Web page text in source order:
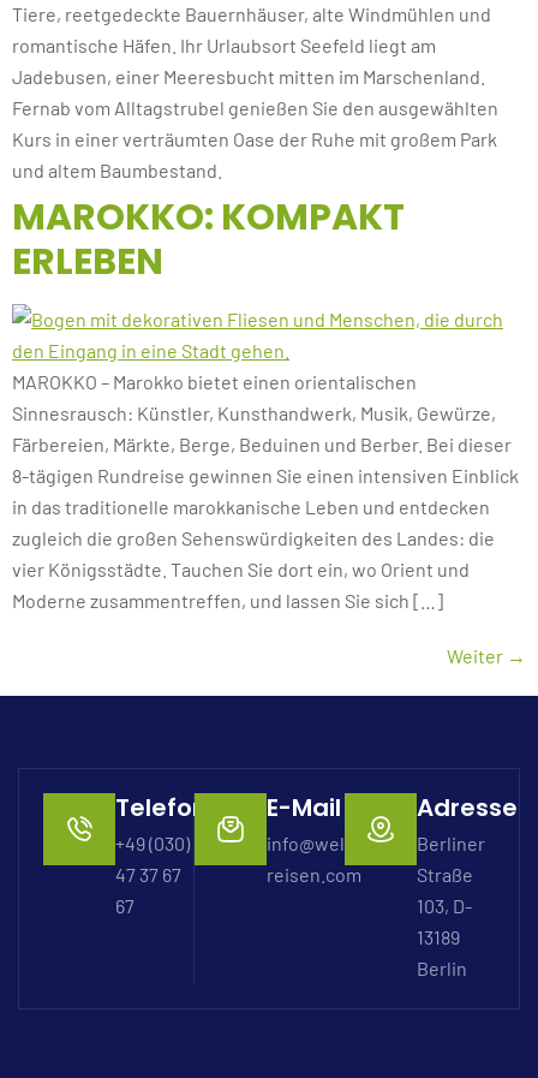
Tiere, reetgedeckte Bauernhäuser, alte Windmühlen und
romantische Häfen. Ihr Urlaubsort Seefeld liegt am
Jadebusen, einer Meeresbucht mitten im Marschenland.
Fernab vom Alltagstrubel genießen Sie den ausgewählten
Kurs in einer verträumten Oase der Ruhe mit großem Park
und altem Baumbestand.
MAROKKO: KOMPAKT
ERLEBEN
MAROKKO – Marokko bietet einen orientalischen
Sinnesrausch: Künstler, Kunsthandwerk, Musik, Gewürze,
Färbereien, Märkte, Berge, Beduinen und Berber. Bei dieser
8-tägigen Rundreise gewinnen Sie einen intensiven Einblick
in das traditionelle marokkanische Leben und entdecken
zugleich die großen Sehenswürdigkeiten des Landes: die
vier Königsstädte. Tauchen Sie dort ein, wo Orient und
Moderne zusammentreffen, und lassen Sie sich […]
Weiter →
Telefon
+49 (030)
47 37 67
67
E-Mail
info@welterbe-
reisen.com
Adresse
Berliner
Straße
103, D-
13189
Berlin